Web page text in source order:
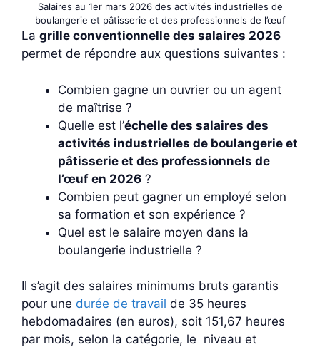
Salaires au 1er mars 2026 des activités industrielles de
boulangerie et pâtisserie et des professionnels de l’œuf
La grille conventionnelle des salaires 2026
permet de répondre aux questions suivantes :
Combien gagne un ouvrier ou un agent
de maîtrise ?
Quelle est l’échelle des salaires des
activités industrielles de boulangerie et
pâtisserie et des professionnels de
l’œuf en 2026 ?
Combien peut gagner un employé selon
sa formation et son expérience ?
Quel est le salaire moyen dans la
boulangerie industrielle ?
Il s’agit des salaires minimums bruts garantis
pour une durée de travail de 35 heures
hebdomadaires (en euros), soit 151,67 heures
par mois, selon la catégorie, le niveau et